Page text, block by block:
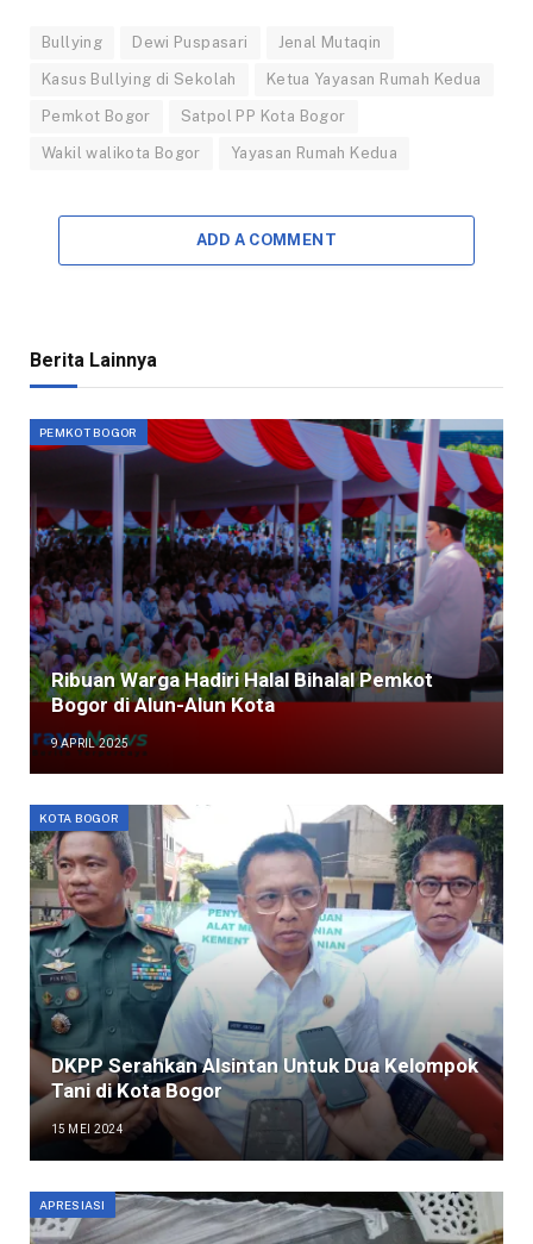
Bullying Dewi Puspasari Jenal Mutaqin
Kasus Bullying di Sekolah Ketua Yayasan Rumah Kedua
Pemkot Bogor Satpol PP Kota Bogor
Wakil walikota Bogor Yayasan Rumah Kedua
ADD A COMMENT
Berita Lainnya
PEMKOT BOGOR
Ribuan Warga Hadiri Halal Bihalal Pemkot
Bogor di Alun-Alun Kota
9 APRIL 2025
KOTA BOGOR
DKPP Serahkan Alsintan Untuk Dua Kelompok
Tani di Kota Bogor
15 MEI 2024
APRESIASI